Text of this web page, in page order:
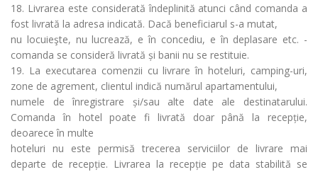
18. Livrarea este considerată îndeplinită atunci când comanda a
fost livrată la adresa indicată. Dacă beneficiarul s-a mutat,
nu locuieşte, nu lucrează, e în concediu, e în deplasare etc. -
comanda se consideră livrată și banii nu se restituie.
19. La executarea comenzii cu livrare în hoteluri, camping-uri,
zone de agrement, clientul indică numărul apartamentului,
numele de înregistrare și/sau alte date ale destinatarului.
Comanda în hotel poate fi livrată doar până la recepție,
deoarece în multe
hoteluri nu este permisă trecerea serviciilor de livrare mai
departe de recepție. Livrarea la recepție pe data stabilită se